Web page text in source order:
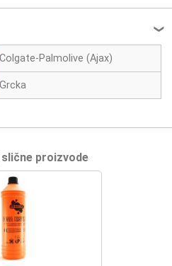
❮
Colgate-Palmolive (Ajax)
Grcka
slične proizvode